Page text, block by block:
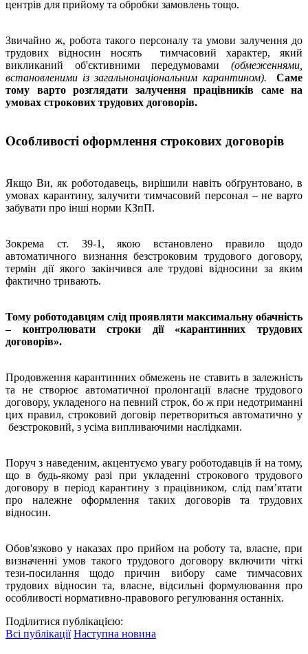
центрів для прийому та обробки замовлень тощо.
Звичайно ж, робота такого персоналу та умови залучення до
трудових відносин носять тимчасовий характер, який
викликаний об'єктивними передумовами (обмеженнями,
встановленими із загальнонаціональним карантином).
Саме
тому варто розглядати залучення працівників саме на
умовах строкових трудових договорів.
Особливості оформлення строкових договорів
Якщо Ви, як роботодавець, вирішили навіть обґрунтовано, в
умовах карантину, залучити тимчасовий персонал – не варто
забувати про інші норми КЗпП.
Зокрема ст. 39-1, якою встановлено правило щодо
автоматичного визнання безстроковим трудового договору,
термін дії якого закінчився але трудові відносини за яким
фактично тривають.
Тому роботодавцям слід проявляти максимальну обачність
– контролювати строки дії «карантинних трудових
договорів».
Продовження карантинних обмежень не ставить в залежність
та не створює автоматичної пролонгації власне трудового
договору, укладеного на певний строк, бо ж при недотриманні
цих правил, строковий договір перетвориться автоматично у
безстроковий, з усіма випливаючими наслідками.
Поруч з наведеним, акцентуємо увагу роботодавців й на тому,
що в будь-якому разі при укладенні строкового трудового
договору в період карантину з працівником, слід пам’ятати
про належне оформлення таких договорів та трудових
відносин.
Обов'язково у наказах про прийом на роботу та, власне, при
визначенні умов такого трудового договору включити чіткі
тези-посилання щодо причин вибору саме тимчасових
трудових відносин та, власне, відсильні формулювання про
особливості нормативно-правового регулювання останніх.
Поділитися публікацією:
Всі публікації Наступна новина